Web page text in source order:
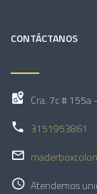
CONTÁCTANOS
Cra. 7c # 155a
3151953861
Atendemos